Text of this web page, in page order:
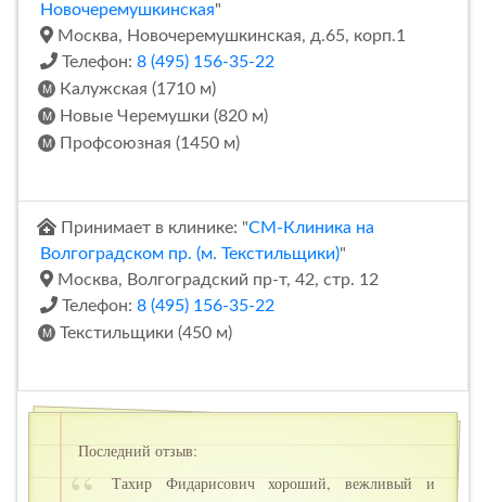
Новочеремушкинская"
Москва, Новочеремушкинская, д.65, корп.1
Телефон: 8 (495) 156-35-22
Калужская (1710 м)
Новые Черемушки (820 м)
Профсоюзная (1450 м)
Принимает в клинике: "СМ-Клиника на
Волгоградском пр. (м. Текстильщики)"
Москва, Волгоградский пр-т, 42, стр. 12
Телефон: 8 (495) 156-35-22
Текстильщики (450 м)
Последний отзыв:
Тахир Фидарисович хороший, вежливый и